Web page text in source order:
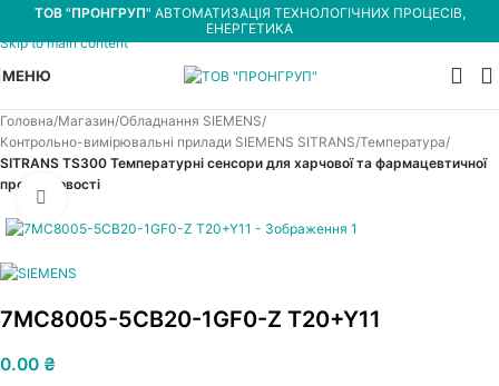
Skip to navigation
Skip to main content
ТОВ "ПРОНГРУП" АВТОМАТИЗАЦІЯ ТЕХНОЛОГІЧНИХ ПРОЦЕСІВ,
ЕНЕРГЕТИКА
МЕНЮ
Головна Магазин Обладнання SIEMENS
Контрольно-вимірювальні прилади SIEMENS SITRANS Температура
SITRANS TS300 Температурні сенсори для харчової та фармацевтичної
промисловості
7MC8005-5CB20-1GF0-Z T20+Y11
0.00 ₴